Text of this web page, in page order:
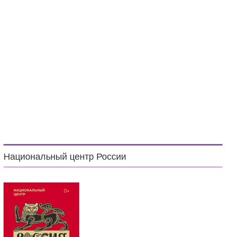
Национальный центр России